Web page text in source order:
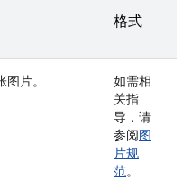
格式
片。
如需相
关指
导，请
参阅图
片规
范。